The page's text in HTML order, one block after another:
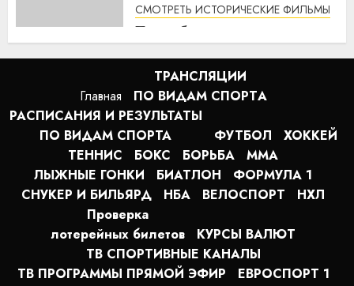
СМОТРЕТЬ ИСТОРИЧЕСКИЕ ФИЛЬМЫ
По соображениям совести
(2016) / Hacksaw Ridge
Главная
ТРАНСЛЯЦИИ
ПО ВИДАМ СПОРТA
РАСПИСАНИЯ И РЕЗУЛЬТАТЫ
ПО ВИДАМ СПОРТА
ФУТБОЛ
ХОККЕЙ
ТЕННИС
БОКС БОРЬБА
MMA
ЛЫЖНЫЕ ГОНКИ
БИАТЛОН
ФОРМУЛА 1
СНУКЕР И БИЛЬЯРД
НБА ВЕЛОСПОРТ
НХЛ
Проверка
лотерейных билетов
КУРСЫ ВАЛЮТ
ТВ СПОРТИВНЫЕ КАНАЛЫ
ТВ ПРОГРАММЫ ПРЯМОЙ ЭФИР
ЕВРОСПОРТ 1